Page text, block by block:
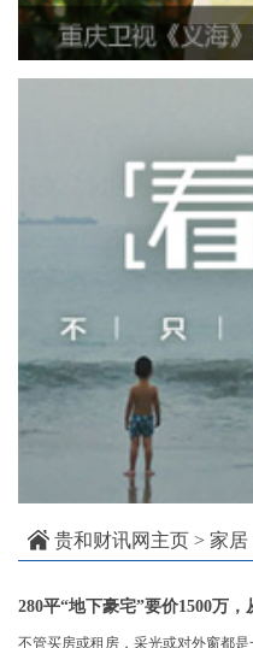
贵和财讯网主页 > 家居
280平“地下豪宅”要价1500万
不管买房或租房，采光或对外窗都